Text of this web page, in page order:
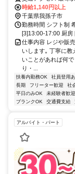
時給1,140円以上
千葉県我孫子市
勤務時間 シフト制
[3]13:00-17:00 厨房
仕事内容 レジや販
いします｡ 丁寧に
いことがあれば何
り・...
扶養内勤務OK 社員登用
長期
フリーター歓迎 社
平日のみOK
未経験者歓迎
ブランクOK
交通費支給
アルバイト・パート